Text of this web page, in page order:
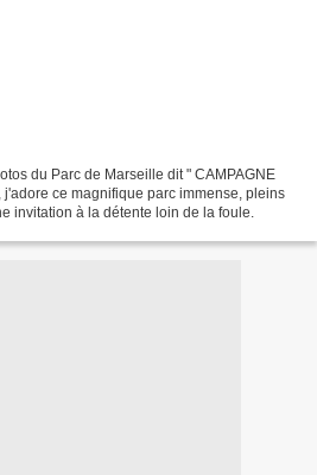
du Parc de Marseille dit " CAMPAGNE
j'adore ce magnifique parc immense, pleins
invitation à la détente loin de la foule.